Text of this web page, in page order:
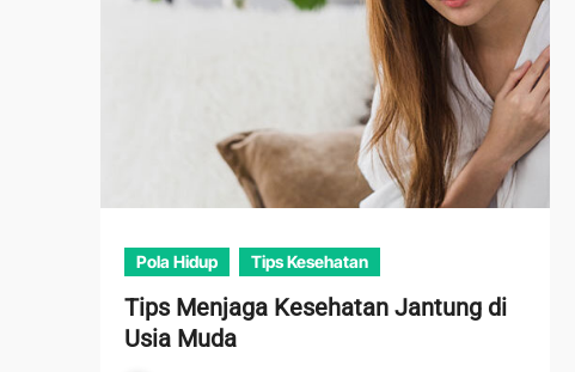
Pola Hidup Tips Kesehatan
Tips Menjaga Kesehatan Jantung di
Usia Muda